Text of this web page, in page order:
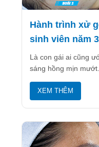
Hành trình xử
sinh viên năm
Là con gái ai cũng
sáng hồng mịn
XEM THÊM